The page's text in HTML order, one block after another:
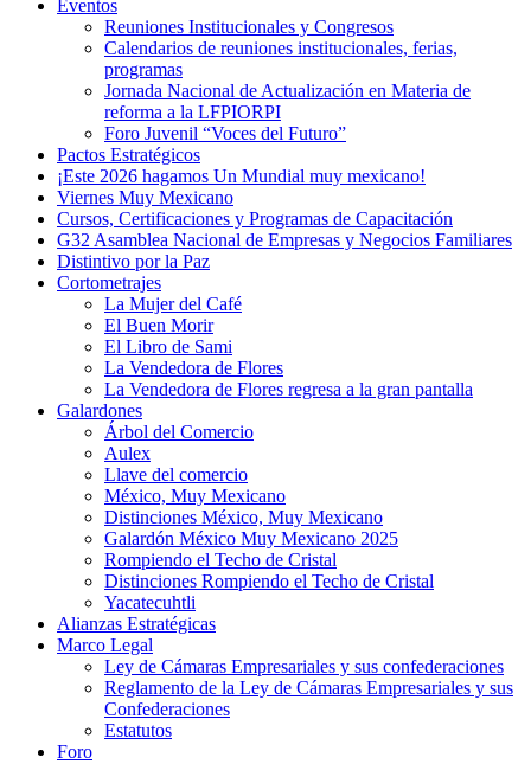
Eventos
Reuniones Institucionales y Congresos
Calendarios de reuniones institucionales, ferias,
programas
Jornada Nacional de Actualización en Materia de
reforma a la LFPIORPI
Foro Juvenil “Voces del Futuro”
Pactos Estratégicos
¡Este 2026 hagamos Un Mundial muy mexicano!
Viernes Muy Mexicano
Cursos, Certificaciones y Programas de Capacitación
G32 Asamblea Nacional de Empresas y Negocios Familiares
Distintivo por la Paz
Cortometrajes
La Mujer del Café
El Buen Morir
El Libro de Sami
La Vendedora de Flores
La Vendedora de Flores regresa a la gran pantalla
Galardones
Árbol del Comercio
Aulex
Llave del comercio
México, Muy Mexicano
Distinciones México, Muy Mexicano
Galardón México Muy Mexicano 2025
Rompiendo el Techo de Cristal
Distinciones Rompiendo el Techo de Cristal
Yacatecuhtli
Alianzas Estratégicas
Marco Legal
Ley de Cámaras Empresariales y sus confederaciones
Reglamento de la Ley de Cámaras Empresariales y sus
Confederaciones
Estatutos
Foro